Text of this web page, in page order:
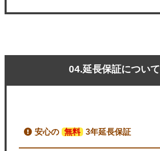
04.延長保証について
安心の 無料 3年延長保証